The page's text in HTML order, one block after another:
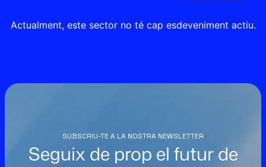
Actualment, este sector no té cap esdeveniment actiu.
SUBSCRIU-TE A LA NOSTRA NEWSLETTER
Seguix de prop el futur de